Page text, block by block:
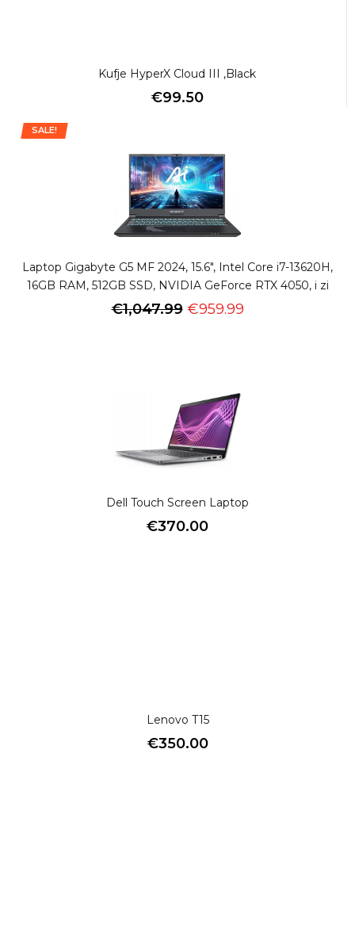
Kufje HyperX Cloud III ,Black
€99.50
Laptop Gigabyte G5 MF 2024, 15.6″, Intel Core i7-13620H,
16GB RAM, 512GB SSD, NVIDIA GeForce RTX 4050, i zi
€1,047.99 €959.99
SALE!
Dell Touch Screen Laptop
€370.00
Lenovo T15
€350.00